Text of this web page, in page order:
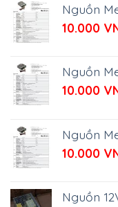
Nguồn
10.000
Nguồn
10.000
Nguồn
10.000
Nguồn